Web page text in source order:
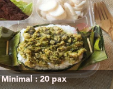
Minimal : 20pax